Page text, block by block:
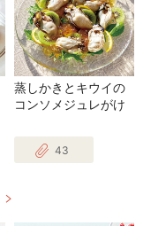
蒸しかきとキウイの
コンソメジュレがけ
43